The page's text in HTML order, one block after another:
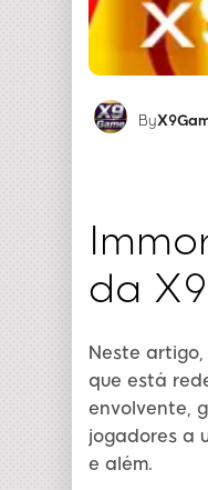
By
da
Neste
que está
envolvente,
jogadores a
e além.